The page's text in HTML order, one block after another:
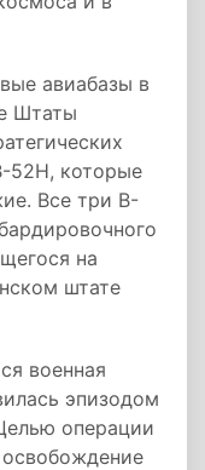
авиабазы в
Штаты
которые
Все три B-
на
штате
военная
эпизодом
операции